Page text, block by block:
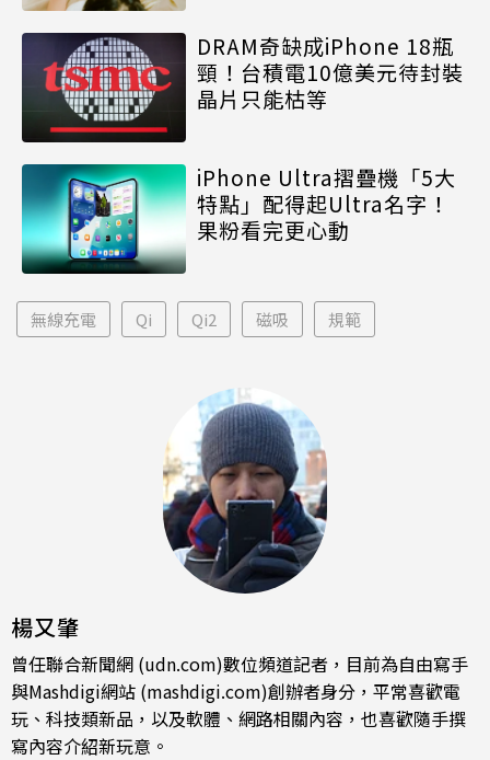
DRAM奇缺成iPhone 18瓶
頸！台積電10億美元待封裝
晶片只能枯等
iPhone Ultra摺疊機「5大
特點」配得起Ultra名字！
果粉看完更心動
無線充電 Qi Qi2 磁吸 規範
楊又肇
曾任聯合新聞網 (udn.com)數位頻道記者，目前為自由寫手
與Mashdigi網站 (mashdigi.com)創辦者身分，平常喜歡電
玩、科技類新品，以及軟體、網路相關內容，也喜歡隨手撰
寫內容介紹新玩意。